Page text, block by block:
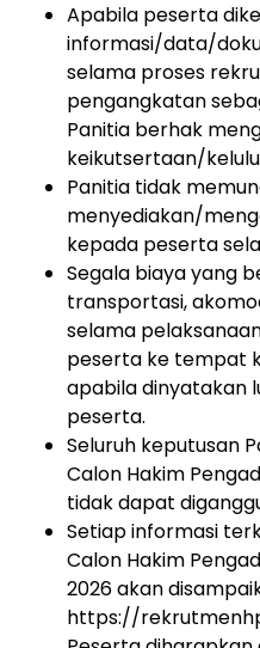
Apabila peserta
informasi/data/
selama proses
pengangkatan
Panitia berhak
keikutsertaan/
Panitia tidak
menyediakan/
kepada peserta
Segala biayayang
transportasi,
selama
peserta ke tempat
apabila dinyatakan
peserta.
Seluruh keputusan
Calon Hakim
tidak dapat
Setiapinformasi
Calon Hakim
2026akan
https://